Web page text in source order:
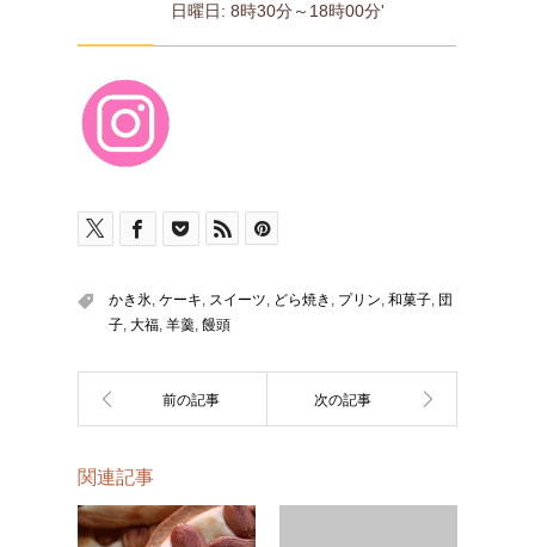
日曜日: 8時30分～18時00分'
かき氷, ケーキ, スイーツ, どら焼き , プリン, 和菓子, 団
子, 大福, 羊羹, 饅頭
関連記事